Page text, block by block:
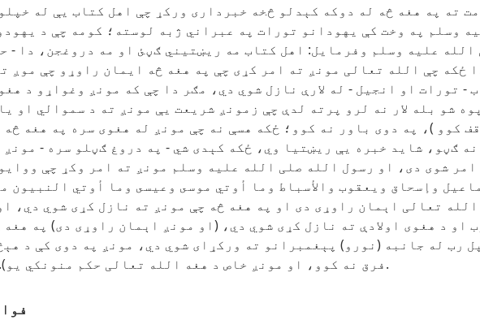
ته په هغه څه له دوکه کېدلو څخه خبرداری ورکړ چې اهل کتاب یې له
وسلم په وخت کې یهودانو تورات په عبراني ژبه لوسته؛ کومه چې د
علیه وسلم وفرمایل: اهل کتاب مه ریښتیني ګڼئ او مه دروغجن، دا -
ځکه چې الله تعالی مونږ ته امر کړی چې په هغه څه ایمان راوړو چې موږ
- تورات او انجیل - له لارې نازل شوي دي، مګر دا چې که مونږ وغواړو د
شو بله لار نه لرو پرته لدې چې زمونږ شریعت یې مونږ ته د سموالي او
کوو )، په دوی باور نه کوو؛ ځکه هسې نه چې مونږ له هغوی سره په هغه
ګڼو، شاید خبره یې ریښتیا وي، ځکه کېدی شي - په دروغ ګڼلو سره - مونږ
شوی دی، او رسول الله صلی الله علیه وسلم مونږ ته امر وکړ چې
وإسحاق ويعقوب والأسباط وما أوتي موسى وعيسى وما أوتي النبيون
تعالی اېمان راوړی دی او په هغه څه چې مونږ ته نازل کړی شوي دي،
او د هغوی اولادې ته نازل کړی شوي دي، (او مونږ اېمان راوړی دی) په هغه
رب له جانبه (نورو) پېغمبرانو ته ورکړای شوي دي، مونږ په دوی کې د
فرق نه کوو، او مونږ خاص د هغه الله تعالی حکم منونکي یو). [البقرة: 136].